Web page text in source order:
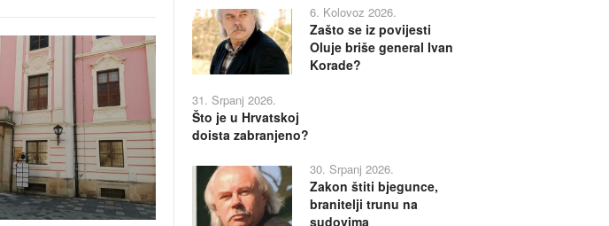
6. Kolovoz 2026.
Zašto se iz povijesti
Oluje briše general Ivan
Korade?
31. Srpanj 2026.
Što je u Hrvatskoj
doista zabranjeno?
30. Srpanj 2026.
Zakon štiti bjegunce,
branitelji trunu na
sudovima